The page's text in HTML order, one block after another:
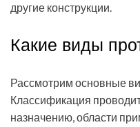
другие конструкции.
Какие виды
Рассмотрим основные
Классификация
назначению, области